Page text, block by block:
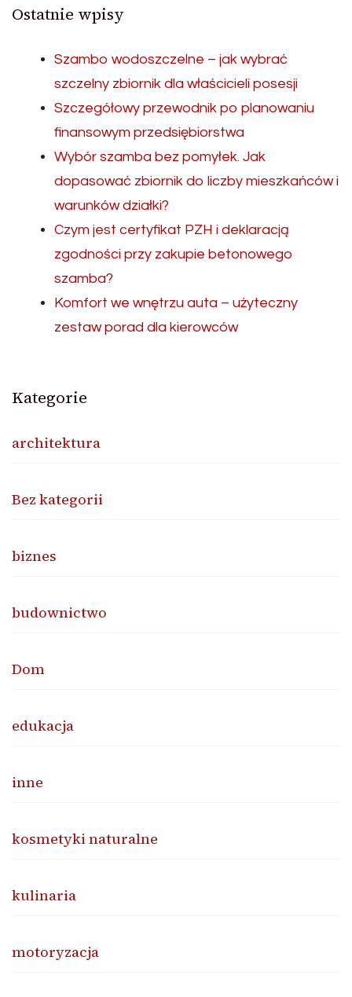
Ostatnie wpisy
Szambo wodoszczelne – jak wybrać
szczelny zbiornik dla właścicieli posesji
Szczegółowy przewodnik po planowaniu
finansowym przedsiębiorstwa
Wybór szamba bez pomyłek. Jak
dopasować zbiornik do liczby mieszkańców i
warunków działki?
Czym jest certyfikat PZH i deklaracją
zgodności przy zakupie betonowego
szamba?
Komfort we wnętrzu auta – użyteczny
zestaw porad dla kierowców
Kategorie
architektura
Bez kategorii
biznes
budownictwo
Dom
edukacja
inne
kosmetyki naturalne
kulinaria
motoryzacja